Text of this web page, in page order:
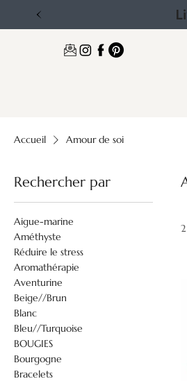
Accueil Amour de soi
Rechercher par
Aigue-marine
Améthyste
Réduire le stress
Aromathérapie
Aventurine
Beige//Brun
Blanc
Bleu//Turquoise
BOUGIES
Bourgogne
Bracelets